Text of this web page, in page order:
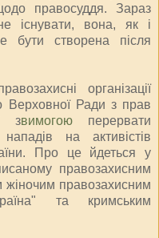
правосуддя. Зараз
існувати, вона, як і
бути створена після
організації
Верховної Ради з прав
звимогоюперервати
на активістів
Про це йдеться у
правозахисним
правозахисним
та кримським